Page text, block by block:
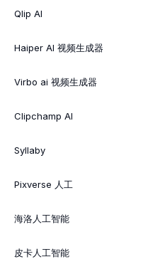
Qlip AI
Haiper AI 视频生成器
Virbo ai 视频生成器
Clipchamp AI
Syllaby
Pixverse 人工
海洛人工智能
皮卡人工智能